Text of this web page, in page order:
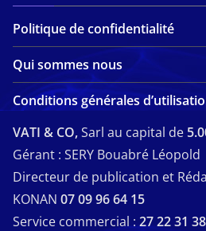
Politique de confidentialité
Qui sommes nous
Conditions générales
VATI & CO,Sarl au capital de
Gérant : SERY Bouabré Léopold
Directeur de publication et
KONAN 07 09 96 64 15
Service commercial : 27 22 31